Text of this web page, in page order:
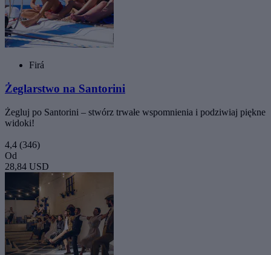
Firá
Żeglarstwo na Santorini
Żegluj po Santorini – stwórz trwałe wspomnienia i podziwiaj piękne
widoki!
4,4 (346)
Od
28,84 USD